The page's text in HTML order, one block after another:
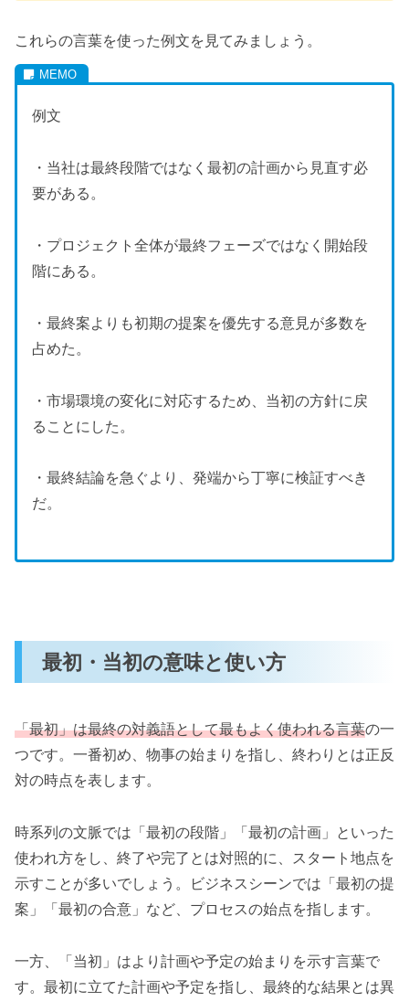
これらの言葉を使った例文を見てみましょう。
例文
・当社は最終段階ではなく最初の計画から見直す必
要がある。
・プロジェクト全体が最終フェーズではなく開始段
階にある。
・最終案よりも初期の提案を優先する意見が多数を
占めた。
・市場環境の変化に対応するため、当初の方針に戻
ることにした。
・最終結論を急ぐより、発端から丁寧に検証すべき
だ。
最初・当初の意味と使い方
「最初」は最終の対義語として最もよく使われる言葉の一
つです。一番初め、物事の始まりを指し、終わりとは正反
対の時点を表します。
時系列の文脈では「最初の段階」「最初の計画」といった
使われ方をし、終了や完了とは対照的に、スタート地点を
示すことが多いでしょう。ビジネスシーンでは「最初の提
案」「最初の合意」など、プロセスの始点を指します。
一方、「当初」はより計画や予定の始まりを示す言葉で
す。最初に立てた計画や予定を指し、最終的な結果とは異